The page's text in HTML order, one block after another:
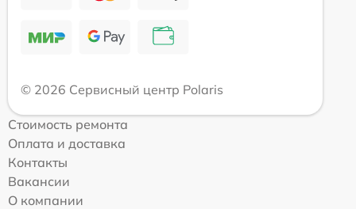
© 2026 Сервисный центр Polaris
Стоимость ремонта
Оплата и доставка
Контакты
Вакансии
О компании